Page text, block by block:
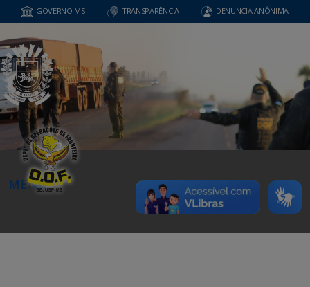
GOVERNO MS TRANSPARÊNCIA DENUNCIA ANÔNIMA
MENU